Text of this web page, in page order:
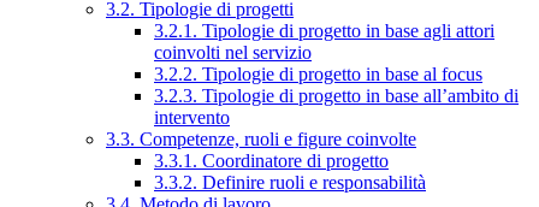
3.2. Tipologie di progetti
3.2.1. Tipologie di progetto in base agli attori
coinvolti nel servizio
3.2.2. Tipologie di progetto in base al focus
3.2.3. Tipologie di progetto in base all’ambito di
intervento
3.3. Competenze, ruoli e figure coinvolte
3.3.1. Coordinatore di progetto
3.3.2. Definire ruoli e responsabilità